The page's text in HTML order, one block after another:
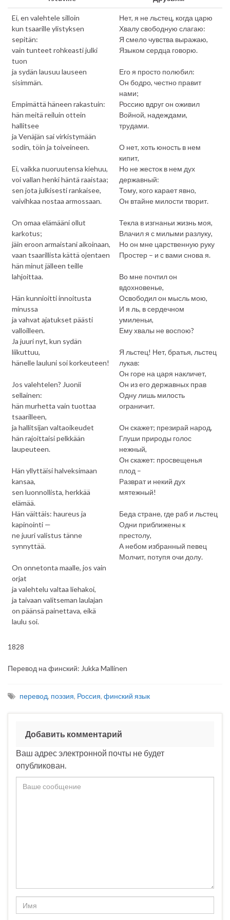
Ei, en valehtele silloin
kun tsaarille ylistyksen
sepitän:
vain tunteet rohkeasti julki
tuon
ja sydän lausuu lauseen
sisimmän.
Empimättä häneen rakastuin:
hän meitä reiluin ottein
hallitsee
ja Venäjän sai virkistymään
sodin, töin ja toiveineen.
Ei, vaikka nuoruutensa kiehuu,
voi vallan henki häntä raaistaa;
sen jota julkisesti rankaisee,
vaivihkaa nostaa armossaan.
On omaa elämääni ollut
karkotus;
jäin eroon armaistani aikoinaan,
vaan tsaarillista kättä ojentaen
hän minut jälleen teille
lahjoittaa.
Hän kunnioitti innoitusta
minussa
ja vahvat ajatukset päästi
valloilleen.
Ja juuri nyt, kun sydän
liikuttuu,
hänelle lauluni soi korkeuteen!
Jos valehtelen? Juonii
sellainen:
hän murhetta vain tuottaa
tsaarilleen,
ja hallitsijan valtaoikeudet
hän rajoittaisi pelkkään
laupeuteen.
Hän yllyttäisi halveksimaan
kansaa,
sen luonnollista, herkkää
elämää.
Hän väittäis: haureus ja
kapinointi —
ne juuri valistus tänne
synnyttää.
On onnetonta maalle, jos vain
orjat
ja valehtelu valtaa liehakoi,
ja taivaan valitseman laulajan
on päänsä painettava, eikä
laulu soi.
Нет, я не льстец, когда царю
Хвалу свободную слагаю:
Я смело чувства выражаю,
Языком сердца говорю.
Его я просто полюбил:
Он бодро, честно правит
нами;
Россию вдруг он оживил
Войной, надеждами,
трудами.
О нет, хоть юность в нем
кипит,
Но не жесток в нем дух
державный:
Тому, кого карает явно,
Он втайне милости творит.
Текла в изгнаньи жизнь моя,
Влачил я с милыми разлуку,
Но он мне царственную руку
Простер – и с вами снова я.
Во мне почтил он
вдохновенье,
Освободил он мысль мою,
И я ль, в сердечном
умиленьи,
Ему хвалы не воспою?
Я льстец! Нет, братья, льстец
лукав:
Он горе на царя накличет,
Он из его державных прав
Одну лишь милость
ограничит.
Он скажет; презирай народ,
Глуши природы голос
нежный,
Он скажет: просвещенья
плод –
Разврат и некий дух
мятежный!
Беда стране, где раб и льстец
Одни приближены к
престолу,
А небом избранный певец
Молчит, потупя очи долу.
1828
Перевод на финский: Jukka Mallinen
перевод, поэзия, Россия, финский язык
Добавить комментарий
Ваш адрес электронной почты не будет
опубликован.